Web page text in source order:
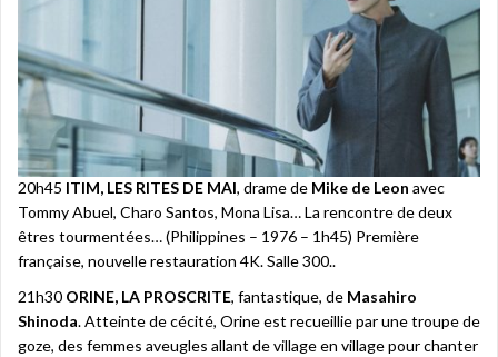
20h45 ITIM, LES RITES DE MAI, drame de Mike de Leon avec
Tommy Abuel, Charo Santos, Mona Lisa… La rencontre de deux
êtres tourmentées… (Philippines – 1976 – 1h45) Première
française, nouvelle restauration 4K. Salle 300..
21h30 ORINE, LA PROSCRITE, fantastique, de Masahiro
Shinoda. Atteinte de cécité, Orine est recueillie par une troupe de
goze, des femmes aveugles allant de village en village pour chanter